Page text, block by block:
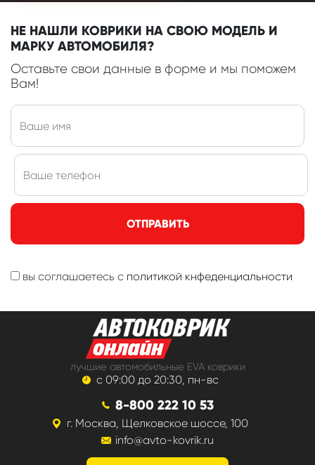
НЕ НАШЛИ КОВРИКИ НА СВОЮ МОДЕЛЬ И
МАРКУ АВТОМОБИЛЯ?
Оставьте свои данные в форме и мы поможем
Вам!
ОТПРАВИТЬ
вы соглашаетесь с политикой кнфеденциальности
лучшие автомобильные EVA коврики
с 09:00 до 20:30, пн-вс
8-800 222 10 53
г. Москва, Щелковское шоссе, 100
info@avto-kovrik.ru